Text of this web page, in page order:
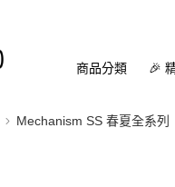
商品分類 🎉
Mechanism SS 春夏全系列